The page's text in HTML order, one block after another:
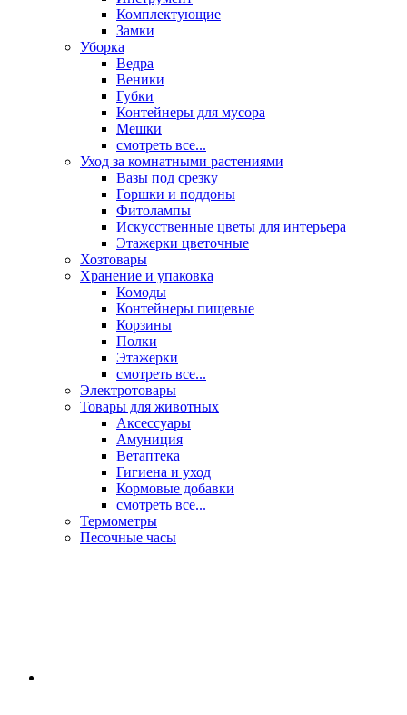
Комплектующие
Замки
Уборка
Ведра
Веники
Губки
Контейнеры для мусора
Мешки
смотреть все...
Уход за комнатными растениями
Вазы под срезку
Горшки и поддоны
Фитолампы
Искусственные цветы для интерьера
Этажерки цветочные
Хозтовары
Хранение и упаковка
Комоды
Контейнеры пищевые
Корзины
Полки
Этажерки
смотреть все...
Электротовары
Товары для животных
Аксессуары
Амуниция
Ветаптека
Гигиена и уход
Кормовые добавки
смотреть все...
Термометры
Песочные часы